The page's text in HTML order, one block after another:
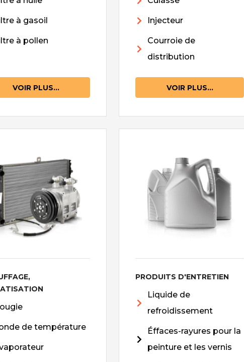
à gasoil
à pollen
VOIR PLUS...
Injecteur
Courroie de
distribution
VOIR PLUS...
de température
PRODUITS D'ENTRETIEN
Liquide de
refroidissement
Éffaces-rayures pour la
peinture et les vernis